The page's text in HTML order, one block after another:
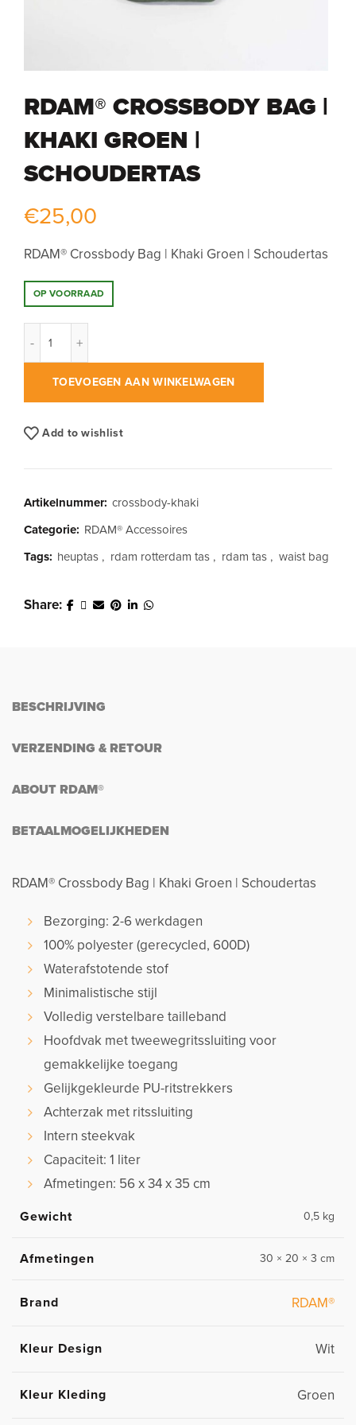
RDAM® CROSSBODY BAG |
KHAKI GROEN |
SCHOUDERTAS
€25,00
RDAM® Crossbody Bag | Khaki Groen | Schoudertas
OP VOORRAAD
TOEVOEGEN AAN WINKELWAGEN
Add to wishlist
Artikelnummer: crossbody-khaki
Categorie: RDAM® Accessoires
Tags: heuptas , rdam rotterdam tas , rdam tas , waist bag
Share
BESCHRIJVING
VERZENDING & RETOUR
ABOUT RDAM®
BETAALMOGELIJKHEDEN
RDAM® Crossbody Bag | Khaki Groen | Schoudertas
Bezorging: 2-6 werkdagen
100% polyester (gerecycled, 600D)
Waterafstotende stof
Minimalistische stijl
Volledig verstelbare tailleband
Hoofdvak met tweewegritssluiting voor
gemakkelijke toegang
Gelijkgekleurde PU-ritstrekkers
Achterzak met ritssluiting
Intern steekvak
Capaciteit: 1 liter
Afmetingen: 56 x 34 x 35 cm
Gewicht 0,5 kg
Afmetingen 30 × 20 × 3 cm
Brand RDAM®
Kleur Design Wit
Kleur Kleding Groen